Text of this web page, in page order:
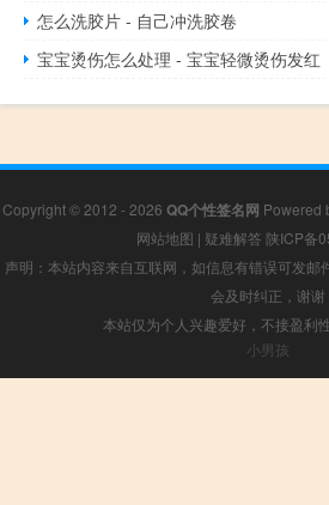
怎么洗胶片 - 自己冲洗胶卷
宝宝烫伤怎么处理 - 宝宝轻微烫伤发红
Copyright © 2012 - 2026 QQ个性签名网 Powered
网站地图 | 疑难解答 陕ICP备
声明：本站内容来自互联网，如信息有错误可发
会及时纠正，谢谢
本站仅为个人兴趣爱好，不接盈利
小男孩